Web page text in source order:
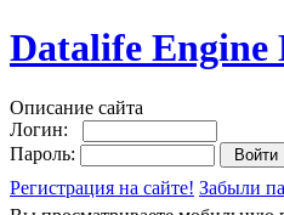
Datalife Engine
Описание сайта
Логин:
Пароль:
Регистрация на сайте! Забыли